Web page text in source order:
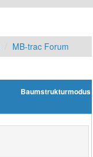
MB-trac Forum
Baumstrukturmodus